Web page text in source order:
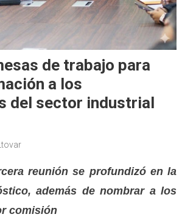
de trabajo para
a los
del sector industrial
Ltovar
reunión se profundizó en la
además de nombrar a los
comisión